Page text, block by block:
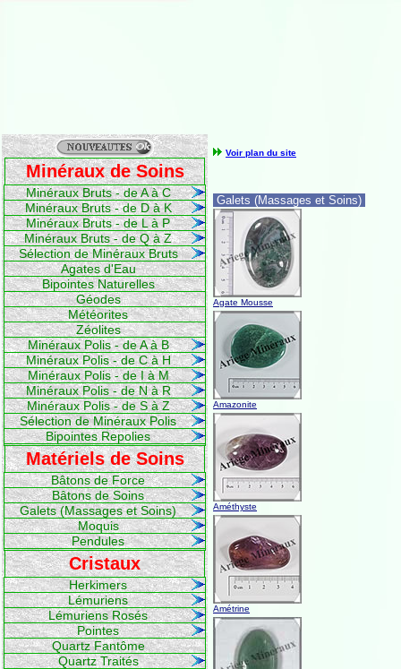
Minéraux de Soins
Minéraux Bruts - de A à C
Minéraux Bruts - de D à K
Minéraux Bruts - de L à P
Minéraux Bruts - de Q à Z
Sélection de Minéraux Bruts
Agates d'Eau
Bipointes Naturelles
Géodes
Météorites
Zéolites
Minéraux Polis - de A à B
Minéraux Polis - de C à H
Minéraux Polis - de I à M
Minéraux Polis - de N à R
Minéraux Polis - de S à Z
Sélection de Minéraux Polis
Bipointes Repolies
Matériels de Soins
Bâtons de Force
Bâtons de Soins
Galets (Massages et Soins)
Moquis
Pendules
Cristaux
Herkimers
Lémuriens
Lémuriens Rosés
Pointes
Quartz Fantôme
Quartz Traités
Voir plan du site
Galets (Massages et Soins)
Agate Mousse
Amazonite
Améthyste
Amétrine